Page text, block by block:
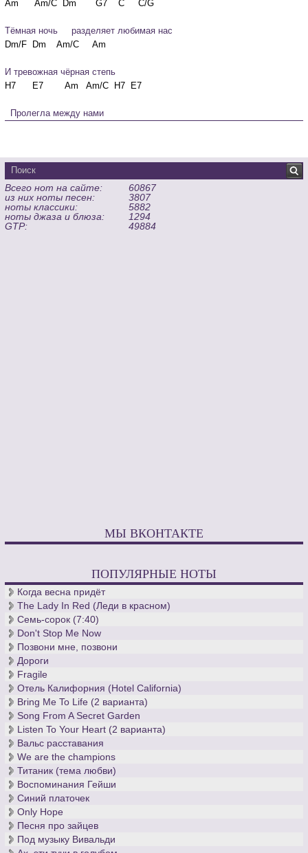
Тёмная ночь     разделяет любимая нас
И тревожная чёрная степь
  Пролегла между нами
Всего нот на сайте:
60867
из них ноты песен:
3807
ноты классики:
5882
ноты джаза и блюза:
1294
GTP:
49884
МЫ ВКОНТАКТЕ
ПОПУЛЯРНЫЕ НОТЫ
Когда весна придёт
The Lady In Red (Леди в красном)
Семь-сорок (7:40)
Don't Stop Me Now
Позвони мне, позвони
Дороги
Fragile
Отель Калифорния (Hotel California)
Bring Me To Life (2 варианта)
Song From A Secret Garden
Listen To Your Heart (2 варианта)
Вальс расставания
We are the champions
Титаник (тема любви)
Воспоминания Гейши
Синий платочек
Only Hope
Песня про зайцев
Под музыку Вивальди